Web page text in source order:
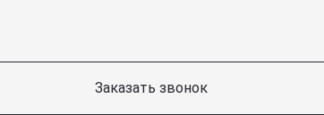
Заказать звонок